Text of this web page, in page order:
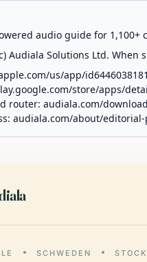
audio guide for 1,100+
Audiala Solutions Ltd.
us/app/id6446038181
store/apps/
router: audiala.com/
audiala.com/about/editorial-
SCHWEDEN